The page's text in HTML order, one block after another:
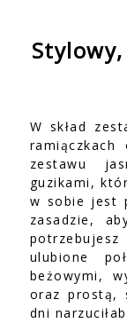
W skład
zestawu
guzikami,
w sobie jest
zasadzie,
ulubione
beżowymi,
oraz prostą,
dni